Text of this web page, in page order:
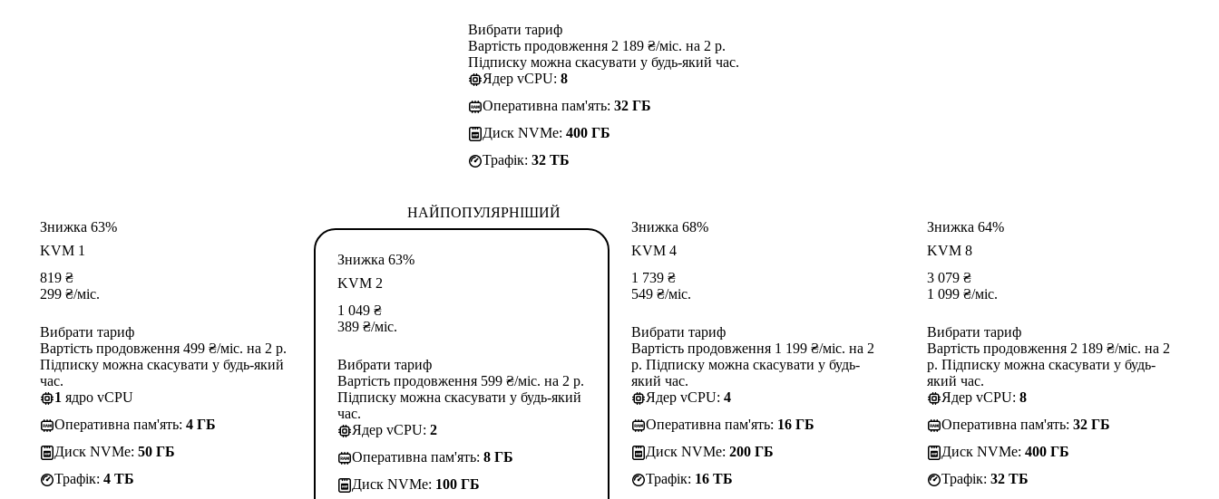
Вибрати тариф
Вартість продовження 2 189 ₴/міс. на 2 р.
Підписку можна скасувати у будь-який час.
Ядер vCPU: 8
Оперативна пам'ять: 32 ГБ
Диск NVMe: 400 ГБ
Трафік: 32 TБ
Знижка 63%
KVM 1
819 ₴
299 ₴/міс.
Вибрати тариф
Вартість продовження 499 ₴/міс. на 2 р.
Підписку можна скасувати у будь-який
час.
1 ядро vCPU
Оперативна пам'ять: 4 ГБ
Диск NVMe: 50 ГБ
Трафік: 4 TБ
НАЙПОПУЛЯРНІШИЙ
Знижка 63%
KVM 2
1 049 ₴
389 ₴/міс.
Вибрати тариф
Вартість продовження 599 ₴/міс. на 2 р.
Підписку можна скасувати у будь-який
час.
Ядер vCPU: 2
Оперативна пам'ять: 8 ГБ
Диск NVMe: 100 ГБ
Знижка 68%
KVM 4
1 739 ₴
549 ₴/міс.
Вибрати тариф
Вартість продовження 1 199 ₴/міс. на 2
р. Підписку можна скасувати у будь-
який час.
Ядер vCPU: 4
Оперативна пам'ять: 16 ГБ
Диск NVMe: 200 ГБ
Трафік: 16 TБ
Знижка 64%
KVM 8
3 079 ₴
1 099 ₴/міс.
Вибрати тариф
Вартість продовження 2 189 ₴/міс. на 2
р. Підписку можна скасувати у будь-
який час.
Ядер vCPU: 8
Оперативна пам'ять: 32 ГБ
Диск NVMe: 400 ГБ
Трафік: 32 TБ